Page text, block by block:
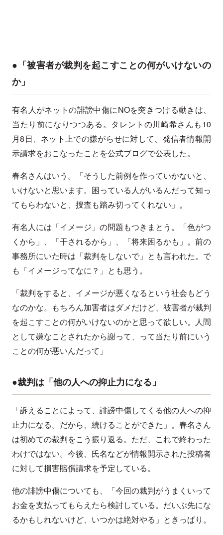
●「被害者が裁判を起こすことの何がいけないの
か」
有名人がネットの誹謗中傷にNOを突きつける動きは、
当たり前になりつつある。タレントの川崎希さんも10
月8日、ネット上での嫌がらせに対して、発信者情報開
示請求をおこなったことを公式ブログで公表した。
春名さんはいう。「そうした前例を作っていかないと、
いけないと思います。困っている人がいるんだって知っ
てもらわないと、捜査も踏み切ってくれない」。
有名人には「イメージ」の問題もつきまとう。「色がつ
くから」、「干されるから」、「将来困るかも」。前の
事務所にいた時は「裁判をしないで」とも言われた。で
も「イメージってなに？」とも思う。
「裁判をすると、イメージが悪くなるという社会もどう
なのかな。もちろん加害者はダメだけど、被害者が裁判
を起こすことの何がいけないのかと思って欲しい。人間
として嫌なことされたから謝って、って当たり前にいう
ことの何が悪いんだって」
●裁判は「他の人への抑止力になる」
「訴えることによって、誹謗中傷してくる他の人への抑
止力になる。だから、続けることができた」。春名さん
は初めての裁判をこう振り返る。ただ、これで終わった
わけではない。今後、氏名などが情報開示された投稿者
に対して損害賠償請求を予定している。
他の誹謗中傷についても、「今回の裁判がうまくいって
お金を支払ってもらえたら検討している。だいぶ先にな
るかもしれないけど、いつかは絶対やる」ときっぱり。